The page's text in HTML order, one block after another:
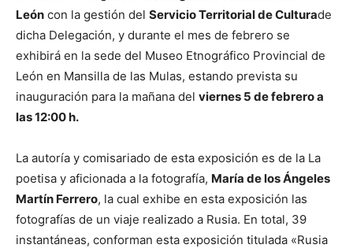
León con la gestión del Servicio Territorial de Culturade
dicha Delegación, y durante el mes de febrero se
exhibirá en la sede del Museo Etnográfico Provincial de
León en Mansilla de las Mulas, estando prevista su
inauguración para la mañana del viernes 5 de febrero a
las 12:00 h.
La autoría y comisariado de esta exposición es de la La
poetisa y aficionada a la fotografía, María de los Ángeles
Martín Ferrero, la cual exhibe en esta exposición las
fotografías de un viaje realizado a Rusia. En total, 39
instantáneas, conforman esta exposición titulada «Rusia